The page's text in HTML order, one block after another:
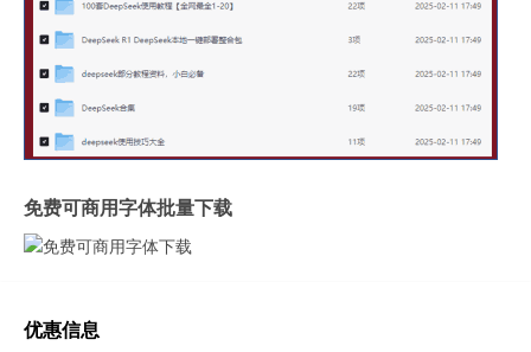
免费可商用字体批量下载
优惠信息